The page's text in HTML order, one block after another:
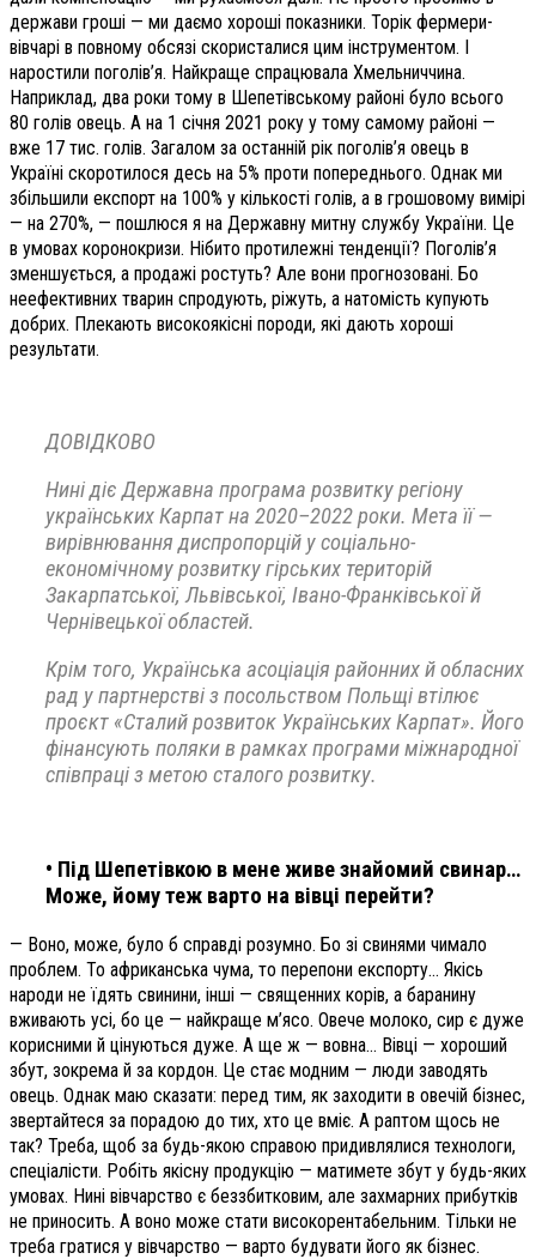
держави гроші — ми даємо хороші показники. Торік фермери-
вівчарі в повному обсязі скористалися цим інструментом. І
наростили поголів’я. Найкраще спрацювала Хмельниччина.
Наприклад, два роки тому в Шепетівському районі було всього
80 голів овець. А на 1 січня 2021 року у тому самому районі —
вже 17 тис. голів. Загалом за останній рік поголів’я овець в
Україні скоротилося десь на 5% проти попереднього. Однак ми
збільшили експорт на 100% у кількості голів, а в грошовому вимірі
— на 270%, — пошлюся я на Державну митну службу України. Це
в умовах коронокризи. Нібито протилежні тенденції? Поголів’я
зменшується, а продажі ростуть? Але вони прогнозовані. Бо
неефективних тварин спродують, ріжуть, а натомість купують
добрих. Плекають високоякісні породи, які дають хороші
результати.
ДОВІДКОВО
Нині діє Державна програма розвитку регіону
українських Карпат на 2020–2022 роки. Мета її —
вирівнювання диспропорцій у соціально-
економічному розвитку гірських територій
Закарпатської, Львівської, Івано-Франківської й
Чернівецької областей.
Крім того, Українська асоціація районних й обласних
рад у партнерстві з посольством Польщі втілює
проєкт «Сталий розвиток Українських Карпат». Його
фінансують поляки в рамках програми міжнародної
співпраці з метою сталого розвитку.
• Під Шепетівкою в мене живе знайомий свинар…
Може, йому теж варто на вівці перейти?
— Воно, може, було б справді розумно. Бо зі свинями чимало
проблем. То африканська чума, то перепони експорту… Якісь
народи не їдять свинини, інші — священних корів, а баранину
вживають усі, бо це — найкраще м’ясо. Овече молоко, сир є дуже
корисними й цінуються дуже. А ще ж — вовна… Вівці — хороший
збут, зокрема й за кордон. Це стає модним — люди заводять
овець. Однак маю сказати: перед тим, як заходити в овечій бізнес,
звертайтеся за порадою до тих, хто це вміє. А раптом щось не
так? Треба, щоб за будь-якою справою придивлялися технологи,
спеціалісти. Робіть якісну продукцію — матимете збут у будь-яких
умовах. Нині вівчарство є беззбитковим, але захмарних прибутків
не приносить. А воно може стати високорентабельним. Тільки не
треба гратися у вівчарство — варто будувати його як бізнес.